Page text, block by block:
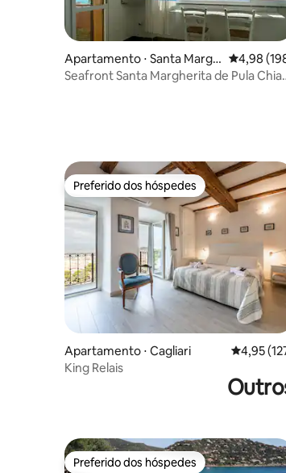
Apartamento ⋅ Santa Margh
erita di Pula
4,98 de
4,98
Seafront Santa Margherita de Pula Chia
Preferido dos hóspedes
Preferido dos hóspedes
Apartamento ⋅ Cagliari 4,95 de
4,95
King Relais
Preferido dos hóspedes
Preferido dos hóspedes